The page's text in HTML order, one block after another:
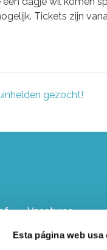
Esta página web usa
Tickets zijn
gezocht!
Vacatures
Contact